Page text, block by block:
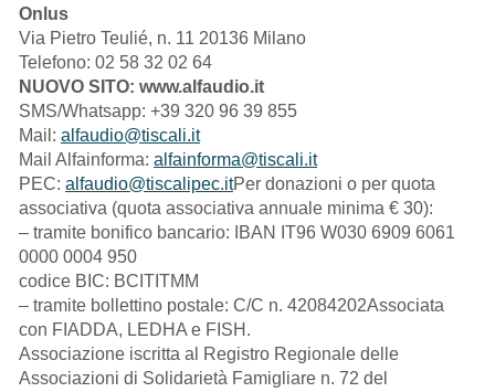
Onlus
Via Pietro Teulié, n. 11 20136 Milano
Telefono: 02 58 32 02 64
NUOVO SITO: www.alfaudio.it
SMS/Whatsapp: +39 320 96 39 855
Mail: alfaudio@tiscali.it
Mail Alfainforma: alfainforma@tiscali.it
PEC: alfaudio@tiscalipec.itPer donazioni o per quota
associativa (quota associativa annuale minima € 30):
– tramite bonifico bancario: IBAN IT96 W030 6909 6061
0000 0004 950
codice BIC: BCITITMM
– tramite bollettino postale: C/C n. 42084202Associata
con FIADDA, LEDHA e FISH.
Associazione iscritta al Registro Regionale delle
Associazioni di Solidarietà Famigliare n. 72 del